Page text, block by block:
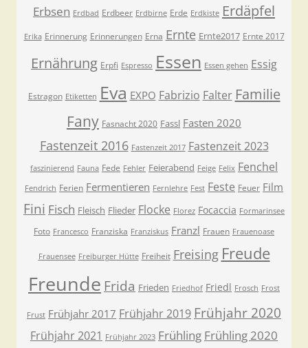
Erbsen Erdbad Erdbeer Erdbirne Erde Erdkiste Erdäpfel
Erika Erinnerung Erinnerungen Erna Ernte Ernte2017 Ernte 2017
Ernährung Erpfi Espresso Essen Essen gehen Essig
Estragon Etiketten Eva EXPO Fabrizio Falter Familie
Fany Fasnacht 2020 Fassl Fasten 2020
Fastenzeit 2016 Fastenzeit 2017 Fastenzeit 2023
faszinierend Fauna Fede Fehler Feierabend Feige Felix Fenchel
Fendrich Ferien Fermentieren Fernlehre Fest Feste Feuer Film
Fini Fisch Fleisch Flieder Flocke Florez Focaccia Formarinsee
Foto Francesco Franziska Franziskus Franzl Frauen Frauenoase
Frauensee Freiburger Hütte Freiheit Freising Freude
Freunde Frida Frieden Friedhof Friedl Frosch Frost
Frust Frühjahr 2017 Frühjahr 2019 Frühjahr 2020
Frühjahr 2021 Frühjahr 2023 Frühling Frühling 2020